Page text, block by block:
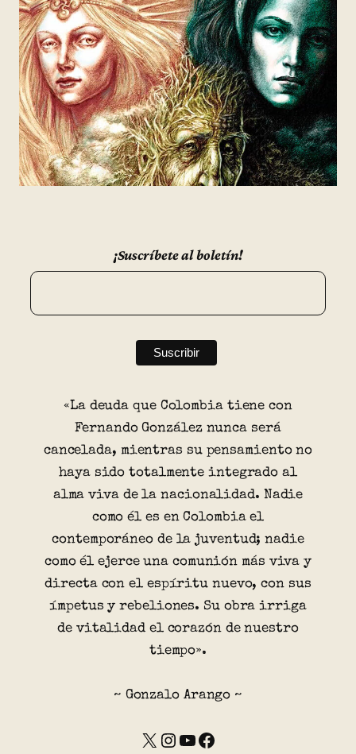
¡Suscríbete al boletín!
«La deuda que Colombia tiene con
Fernando González nunca será
cancelada, mientras su pensamiento no
haya sido totalmente integrado al
alma viva de la nacionalidad. Nadie
como él es en Colombia el
contemporáneo de la juventud; nadie
como él ejerce una comunión más viva y
directa con el espíritu nuevo, con sus
ímpetus y rebeliones. Su obra irriga
de vitalidad el corazón de nuestro
tiempo».
~ Gonzalo Arango ~
X Instagram YouTube Facebook